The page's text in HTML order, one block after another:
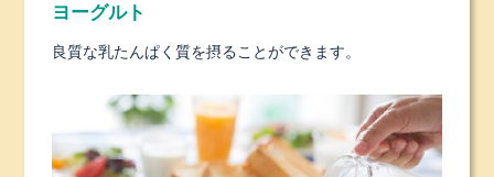
ヨーグルト
良質な乳たんぱく質を摂ることができます。